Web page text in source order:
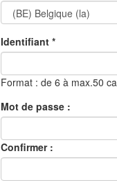
Identifiant *
Format : de 6 à max.50
Mot de passe :
Confirmer :